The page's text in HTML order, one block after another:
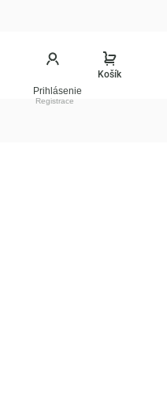
Prihlásenie